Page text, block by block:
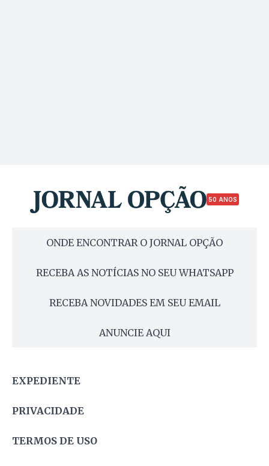
50 ANOS
ONDE ENCONTRAR O JORNAL OPÇÃO
RECEBA AS NOTÍCIAS NO SEU WHATSAPP
RECEBA NOVIDADES EM SEU EMAIL
ANUNCIE AQUI
EXPEDIENTE
PRIVACIDADE
TERMOS DE USO